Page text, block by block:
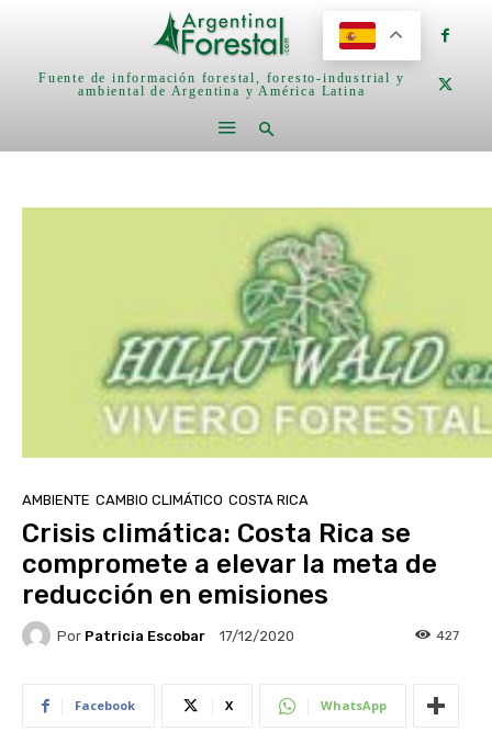
Fuente de información forestal, foresto-industrial y
ambiental de Argentina y América Latina
AMBIENTE CAMBIO CLIMÁTICO COSTA RICA
Crisis climática: Costa Rica se
compromete a elevar la meta de
reducción en emisiones
Por Patricia Escobar 17/12/2020 427
Facebook X WhatsApp